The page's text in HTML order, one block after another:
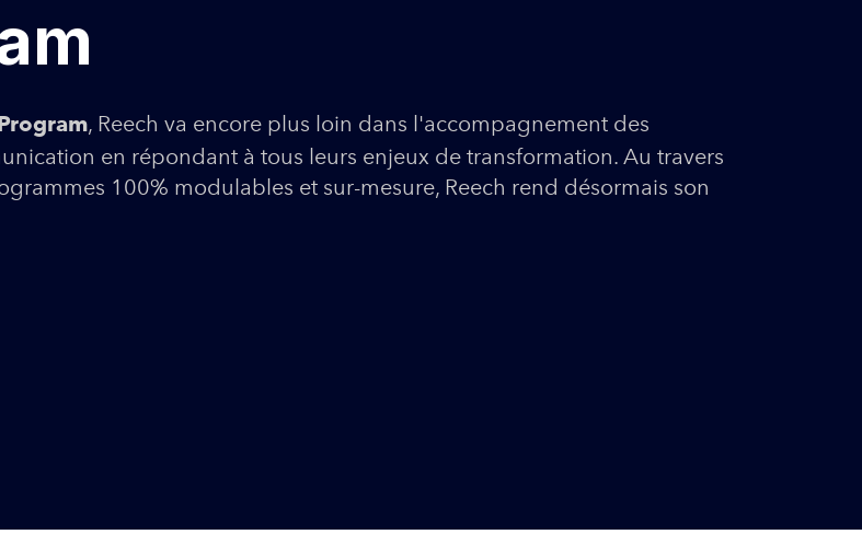
, Reech va encore plus loin dans l'accompagnement des
en répondant à tous leurs enjeux de transformation. Au travers
100% modulables et sur-mesure, Reech rend désormais son